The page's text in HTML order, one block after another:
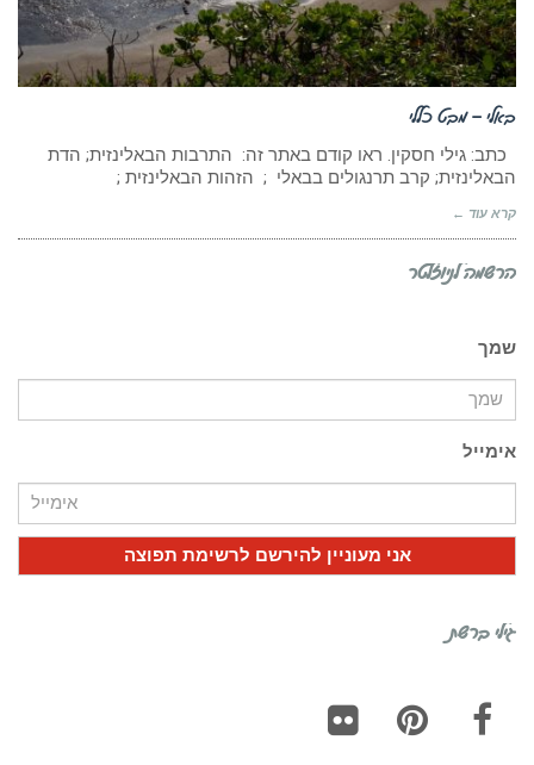
באלי – מבט כללי
כתב: גילי חסקין. ראו קודם באתר זה: התרבות הבאלינזית; הדת
הבאלינזית; קרב תרנגולים בבאלי ; הזהות הבאלינזית ;
קרא עוד ←
הרשמה לניוזלטר
שמך
אימייל
גילי ברשת